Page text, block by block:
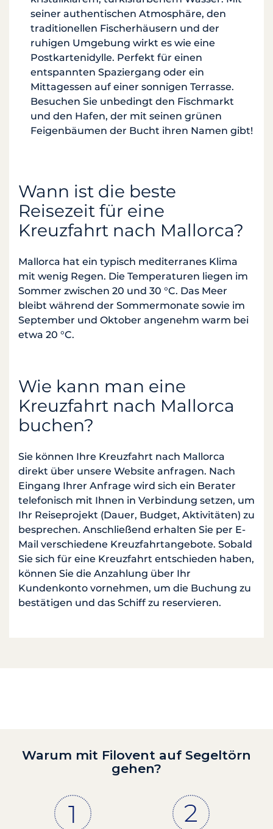
seiner authentischen Atmosphäre, den
traditionellen Fischerhäusern und der
ruhigen Umgebung wirkt es wie eine
Postkartenidylle. Perfekt für einen
entspannten Spaziergang oder ein
Mittagessen auf einer sonnigen Terrasse.
Besuchen Sie unbedingt den Fischmarkt
und den Hafen, der mit seinen grünen
Feigenbäumen der Bucht ihren Namen gibt!
Wann ist die beste
Reisezeit für eine
Kreuzfahrt nach Mallorca?
Mallorca hat ein typisch mediterranes Klima
mit wenig Regen. Die Temperaturen liegen im
Sommer zwischen 20 und 30 °C. Das Meer
bleibt während der Sommermonate sowie im
September und Oktober angenehm warm bei
etwa 20 °C.
Wie kann man eine
Kreuzfahrt nach Mallorca
buchen?
Sie können Ihre Kreuzfahrt nach Mallorca
direkt über unsere Website anfragen. Nach
Eingang Ihrer Anfrage wird sich ein Berater
telefonisch mit Ihnen in Verbindung setzen, um
Ihr Reiseprojekt (Dauer, Budget, Aktivitäten) zu
besprechen. Anschließend erhalten Sie per E-
Mail verschiedene Kreuzfahrtangebote. Sobald
Sie sich für eine Kreuzfahrt entschieden haben,
können Sie die Anzahlung über Ihr
Kundenkonto vornehmen, um die Buchung zu
bestätigen und das Schiff zu reservieren.
Warum mit Filovent auf Segeltörn
gehen?